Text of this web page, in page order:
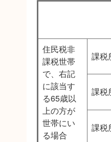
住民税非
課税世帯
で、右記
に該当す
る65歳以
上の方が
世帯にい
る場合
課税
課税
課税